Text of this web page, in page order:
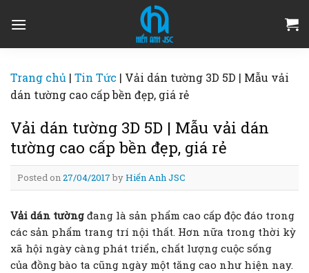
Trang chủ | Tin Tức | Vải dán tường 3D 5D | Mẫu vải
dán tường cao cấp bền đẹp, giá rẻ
Vải dán tường 3D 5D | Mẫu vải dán
tường cao cấp bền đẹp, giá rẻ
Posted on27/04/2017 byHiển Anh JSC
Vải dán tường đang là sản phẩm cao cấp độc đáo trong
các sản phẩm trang trí nội thất. Hơn nữa trong thời kỳ
xã hội ngày càng phát triển, chất lượng cuộc sống
của đồng bào ta cũng ngày một tăng cao như hiện nay.